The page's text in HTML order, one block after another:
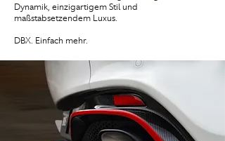
Dynamik, einzigartigem Stil und
maßstabsetzendem Luxus.
DBX. Einfach mehr.